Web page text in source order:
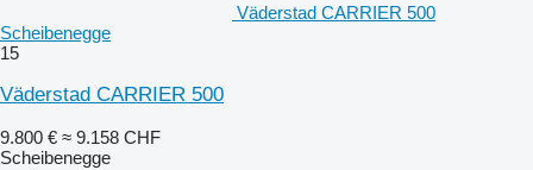
Väderstad CARRIER 500
Scheibenegge
15
Väderstad CARRIER 500
9.800 € ≈ 9.158 CHF
Scheibenegge